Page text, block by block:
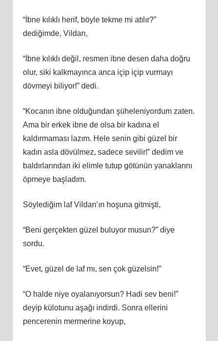
“İbne kılıklı herif, böyle tekme mi atılır?”
dediğimde, Vildan,
“İbne kılıklı değil, resmen ibne desen daha doğru
olur, siki kalkmayınca anca içip içip vurmayı
dövmeyi biliyor!” dedi.
“Kocanın ibne olduğundan şüheleniyordum zaten.
Ama bir erkek ibne de olsa bir kadına el
kaldırmaması lazım. Hele senin gibi güzel bir
kadın asla dövülmez, sadece sevilir!” dedim ve
baldırlarından iki elimle tutup götünün yanaklarını
öpmeye başladım.
Söylediğim laf Vildan’ın hoşuna gitmişti,
“Beni gerçekten güzel buluyor musun?” diye
sordu.
“Evet, güzel de laf mı, sen çok güzelsin!”
“O halde niye oyalanıyorsun? Hadi sev beni!”
deyip külotunu aşağı indirdi. Sonra ellerini
pencerenin mermerine koyup,